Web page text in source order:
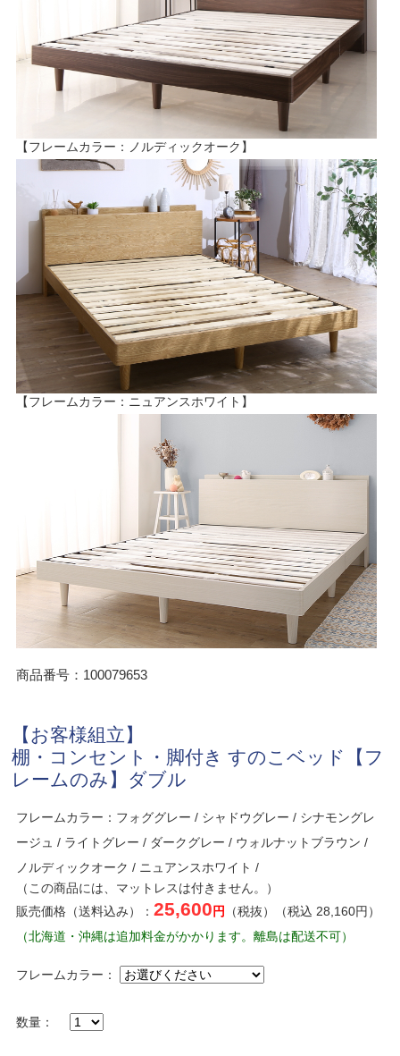
【フレームカラー：ノルディックオーク】
【フレームカラー：ニュアンスホワイト】
商品番号：100079653
【お客様組立】
棚・コンセント・脚付き すのこベッド【フ
レームのみ】ダブル
フレームカラー：フォググレー / シャドウグレー / シナモングレ
ージュ / ライトグレー / ダークグレー / ウォルナットブラウン /
ノルディックオーク / ニュアンスホワイト /
（この商品には、マットレスは付きません。）
販売価格（送料込み）：25,600 円
（税抜）（税込 28,160円）
（北海道・沖縄は追加料金がかかります。離島は配送不可）
フレームカラー：
数量：